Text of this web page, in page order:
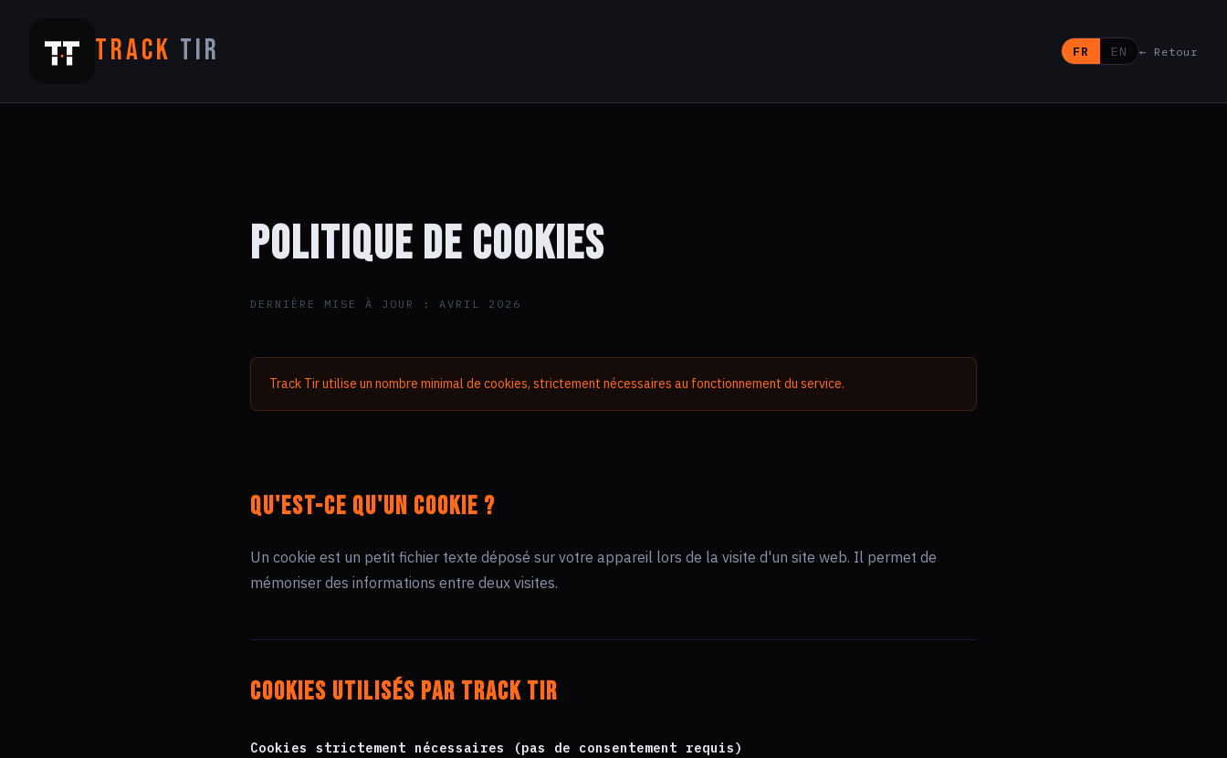
TRACK TIR FR EN ← Retour
Politique de cookies
DERNIÈRE MISE À JOUR : AVRIL 2026
Track Tir utilise un nombre minimal de cookies, strictement nécessaires au fonctionnement du service.
Qu'est-ce qu'un cookie ?
Un cookie est un petit fichier texte déposé sur votre appareil lors de la visite d'un site web. Il permet de
mémoriser des informations entre deux visites.
Cookies utilisés par Track Tir
Cookies strictement nécessaires (pas de consentement requis)